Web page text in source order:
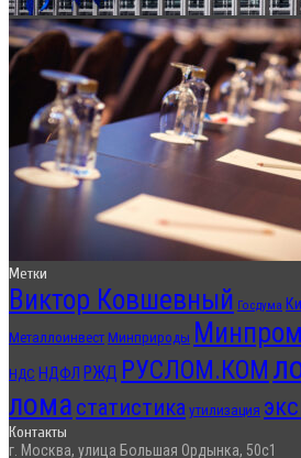
Метки
Виктор Ковшевный Госдума
Металлоинвест Минприроды
НДС НДФЛ РЖД РУСЛОМ.КОМ
лома статистика утилизация
Контакты
г. Москва, улица Большая Ордынка, 50с1